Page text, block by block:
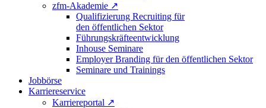
zfm-Akademie ↗
Qualifizierung Recruiting für
den öffentlichen Sektor
Führungskräfteentwicklung
Inhouse Seminare
Employer Branding für den öffentlichen Sektor
Seminare und Trainings
Jobbörse
Karriereservice
Karriereportal ↗